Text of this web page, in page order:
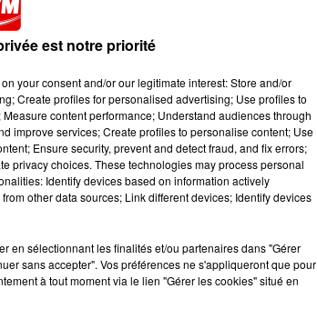
Choc frontal entre deux
Sedan. L'autre conducteur,
en direction de
La voiture a terminé sa
12 ans. Ils se plaignaient de
Floor
est notre priorité
your consent and/or our legitimate interest: Store and/or
Create profiles for personalised advertising; Use profiles to
content performance; Understand audiences through
improve services; Create profiles to personalise content; Use
Ensure security, prevent and detect fraud, and fix errors;
privacy choices. These technologies may process personal
Identify devices based on information actively
other data sources; Link different devices; Identify devices
en sélectionnant les finalités et/ou partenaires dans "Gérer
sans accepter". Vos préférences ne s'appliqueront que pour
à tout moment via le lien "Gérer les cookies" situé en